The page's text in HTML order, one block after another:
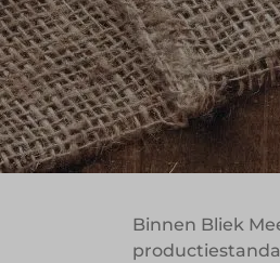
schaalbaarheid
Binnen Bliek